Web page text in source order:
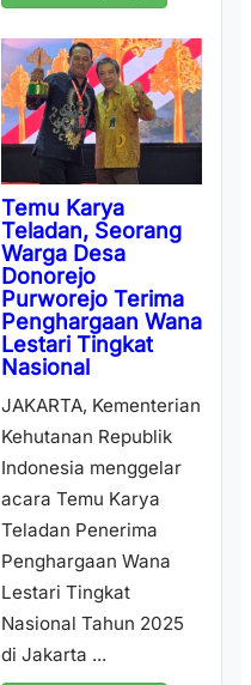
Temu Karya
Teladan, Seorang
Warga Desa
Donorejo
Purworejo Terima
Penghargaan Wana
Lestari Tingkat
Nasional
JAKARTA, Kementerian
Kehutanan Republik
Indonesia menggelar
acara Temu Karya
Teladan Penerima
Penghargaan Wana
Lestari Tingkat
Nasional Tahun 2025
di Jakarta ...